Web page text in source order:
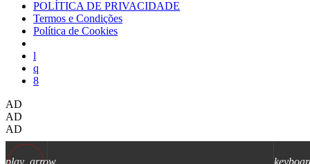
play_arrow
POLÍTICA DE PRIVACIDADE
Termos e Condições
Política de Cookies
AD
AD
AD